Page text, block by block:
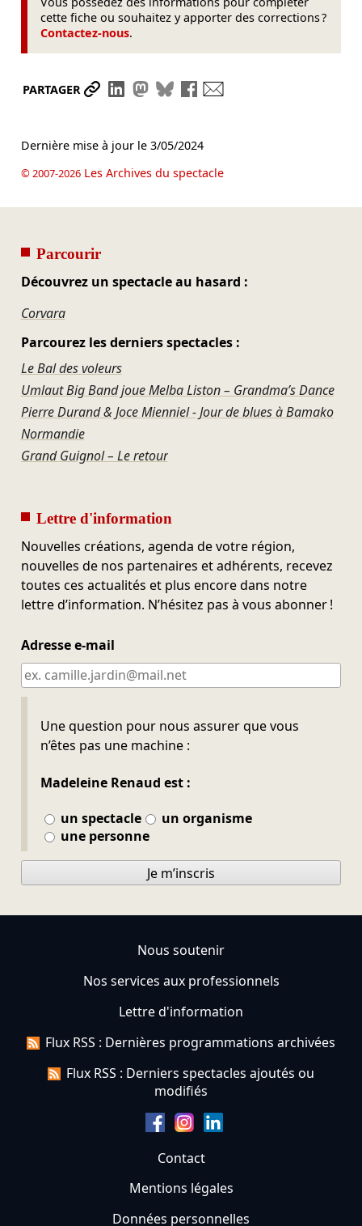
cette fiche ou souhaitez y apporter des corrections ?
Contactez-nous.
PARTAGER Partager le lien
Partager sur LinkedIn
Partager sur Mastodon
Partager sur Bluesky
Partager sur Facebook
Dernière mise à jour le 3/05/2024
© 2007-2026Les Archives du spectacle
Parcourir
Découvrez un spectacle au hasard :
Corvara
Parcourez les derniers spectacles :
Le Bal des voleurs
Umlaut Big Band joue Melba Liston – Grandma’s Dance
Pierre Durand & Joce Mienniel - Jour de blues à Bamako
Normandie
Grand Guignol – Le retour
Lettre d'information
Nouvelles créations, agenda de votre région,
nouvelles de nos partenaires et adhérents, recevez
toutes ces actualités et plus encore dans notre
lettre d’information. N’hésitez pas à vous abonner !
Adresse e-mail
Une question pour nous assurer que vous
n’êtes pas une machine :
Madeleine Renaud est :
un spectacle
un organisme
une personne
Ne pas remplir
Je m’inscris
Nous soutenir
Nos services aux professionnels
Lettre d'information
Flux RSS : Dernières programmations archivées
Flux RSS : Derniers spectacles ajoutés ou
modifiés
Contact
Mentions légales
Données personnelles